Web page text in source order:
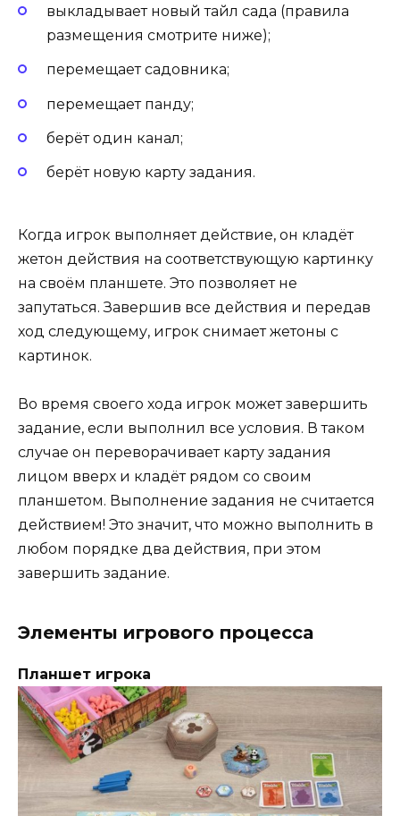
выкладывает новый тайл сада (правила
размещения смотрите ниже);
перемещает садовника;
перемещает панду;
берёт один канал;
берёт новую карту задания.
Когда игрок выполняет действие, он кладёт
жетон действия на соответствующую картинку
на своём планшете. Это позволяет не
запутаться. Завершив все действия и передав
ход следующему, игрок снимает жетоны с
картинок.
Во время своего хода игрок может завершить
задание, если выполнил все условия. В таком
случае он переворачивает карту задания
лицом вверх и кладёт рядом со своим
планшетом. Выполнение задания не считается
действием! Это значит, что можно выполнить в
любом порядке два действия, при этом
завершить задание.
Элементы игрового процесса
Планшет игрока